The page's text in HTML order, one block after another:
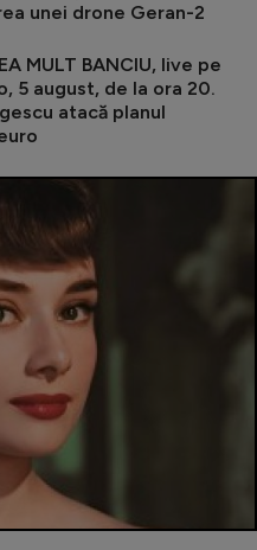
unei drone Geran-2
MULT BANCIU, live pe
5 august, de la ora 20.
atacă planul